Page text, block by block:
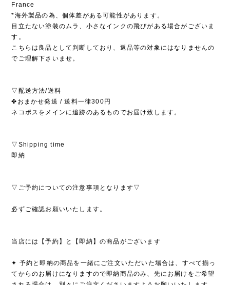
France
*海外製品の為、個体差がある可能性があります。
目立たない塗装のムラ、小さなインクの飛びがある場合がございま
す。
こちらは良品として判断しており、返品等の対象にはなりませんの
でご理解下さいませ。
▽配送方法/送料
✤おまかせ発送 / 送料一律300円
ネコポスをメインに追跡のあるものでお届け致します。
▽Shipping time
即納
▽ご予約についての注意事項となります▽
必ずご確認お願いいたします。
当店には【予約】と【即納】の商品がございます
✦ 予約と即納の商品を一緒にご注文いただいた場合は、すべて揃っ
てからのお届けになりますので即納商品のみ、先にお届けをご希望